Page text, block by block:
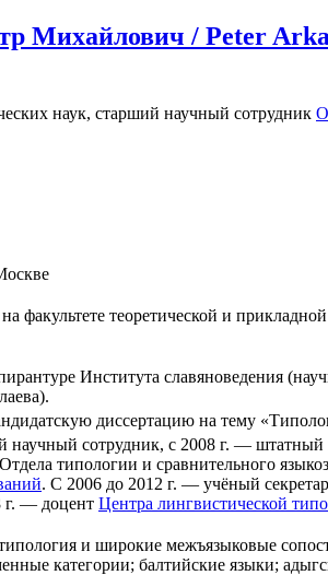
Михайлович / Peter
наук, старший научный сотрудник
факультете теоретической и
Института славяноведения
диссертацию на тему
сотрудник, с 2008 г. — штатный
типологии и сравнительного
. С 2006 до 2012 г. — учёный
г. — доцент Центра лингвистической
и широкие межъязыковые
категории; балтийские языки;